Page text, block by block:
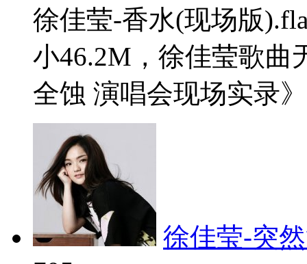
徐佳莹-香水(现场版
小46.2M，徐佳莹歌曲
全蚀 演唱会现场实录
徐佳莹-突